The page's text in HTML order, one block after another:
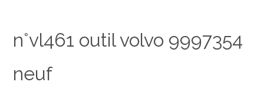
n°vl461 outil volvo 9997354
neuf